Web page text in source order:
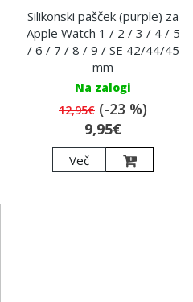
Silikonski pašček (purple) za
Apple Watch 1 / 2 / 3 / 4 / 5
/ 6 / 7 / 8 / 9 / SE 42/44/45
mm
Na zalogi
12,95€ (-23 %)
9,95€
Več